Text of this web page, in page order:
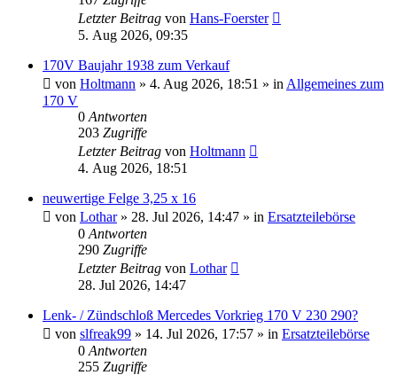
Letzter Beitrag von Hans-Foerster
5. Aug 2026, 09:35
170V Baujahr 1938 zum Verkauf
von Holtmann » 4. Aug 2026, 18:51 » in Allgemeines zum
170 V
0 Antworten
203 Zugriffe
Letzter Beitrag von Holtmann
4. Aug 2026, 18:51
neuwertige Felge 3,25 x 16
von Lothar» 28. Jul 2026, 14:47 » in Ersatzteilebörse
0 Antworten
290 Zugriffe
Letzter Beitrag von Lothar
28. Jul 2026, 14:47
Lenk- / Zündschloß Mercedes Vorkrieg 170 V 230 290?
von slfreak99 » 14. Jul 2026, 17:57 » in Ersatzteilebörse
0 Antworten
255 Zugriffe